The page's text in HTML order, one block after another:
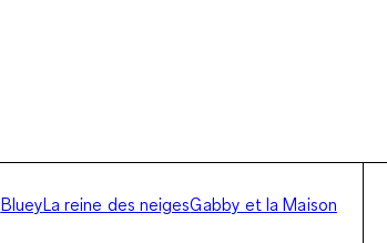
BlueyLa reine des neigesGabby et la Maison